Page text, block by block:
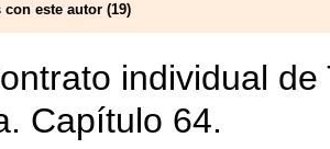
este autor (19)
individual
Capítulo 64.